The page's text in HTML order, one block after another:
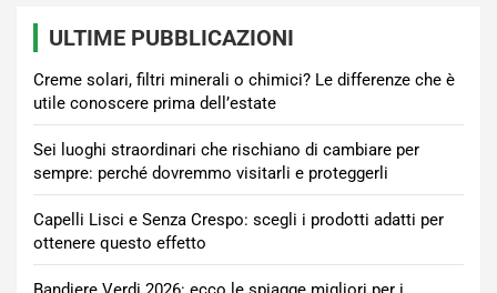
ULTIME PUBBLICAZIONI
Creme solari, filtri minerali o chimici? Le differenze che è
utile conoscere prima dell’estate
Sei luoghi straordinari che rischiano di cambiare per
sempre: perché dovremmo visitarli e proteggerli
Capelli Lisci e Senza Crespo: scegli i prodotti adatti per
ottenere questo effetto